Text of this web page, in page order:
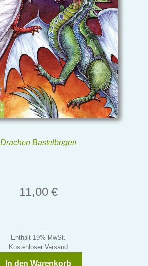
Drachen Bastelbogen
11,00 €
Enthält 19% MwSt.
Kostenloser Versand
In den Warenkorb